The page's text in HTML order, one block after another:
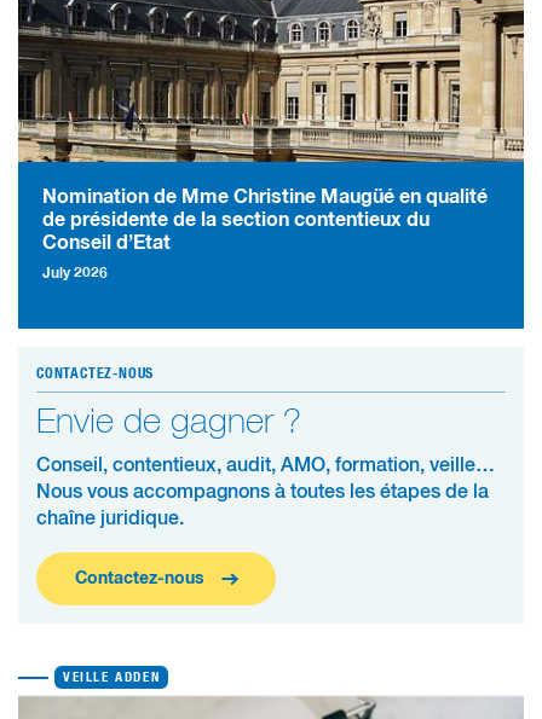
Nomination de Mme Christine Maugüé en qualité
de présidente de la section contentieux du
Conseil d’Etat
July 2026
CONTACTEZ-NOUS
Envie de gagner ?
Conseil, contentieux, audit, AMO, formation, veille…
Nous vous accompagnons à toutes les étapes de la
chaîne juridique.
Contactez-nous
VEILLE ADDEN